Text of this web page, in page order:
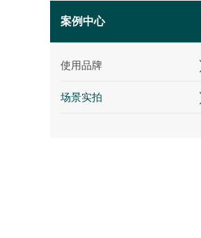
案例中心
使用品牌
场景实拍